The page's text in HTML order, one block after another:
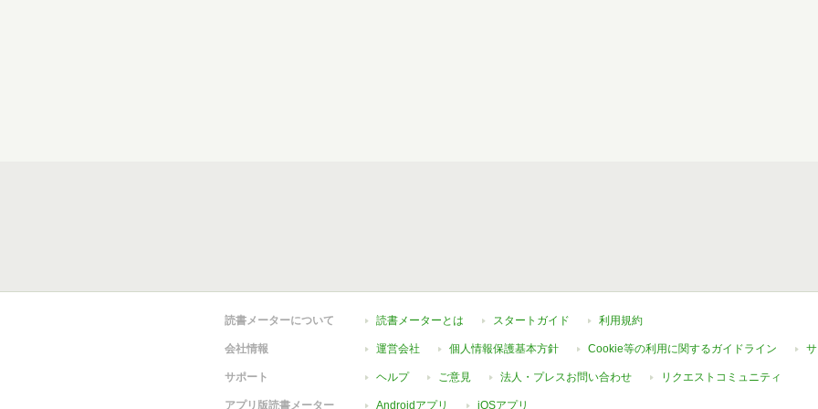
読書メーターについて 読書メーターとは スタートガイド 利用規約
会社情報 運営会社 個人情報保護基本方針 Cookie等の利用に関するガイドライン
サポート ヘルプ ご意見 法人・プレスお問い合わせ リクエストコミュニティ
アプリ版読書メーター Androidアプリ iOSアプリ